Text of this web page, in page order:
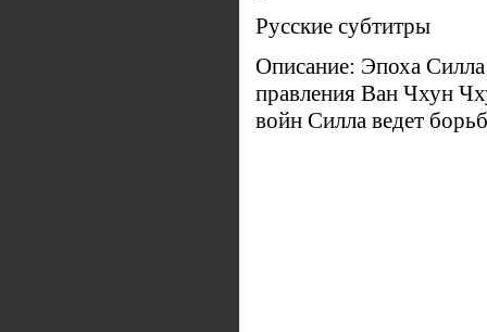
Русские субтитры
Описание: Эпоха Силла
правления Ван Чхун
войн Силла ведет